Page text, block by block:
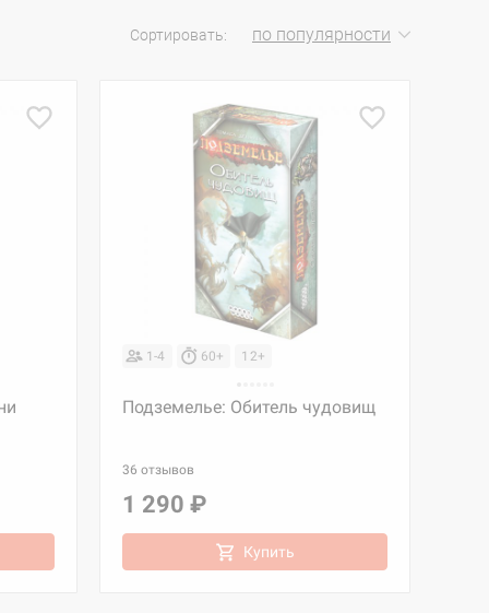
Сортировать: по популярности
1-4 60+ 12+
Подземелье: Обитель чудовищ
36 отзывов
1 290 ₽
Купить